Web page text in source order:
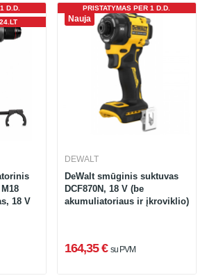
D.D.
18 V
PRISTATYMAS PER 1 D.D.
Nauja
DEWALT
DeWalt smūginis suktuvas
DCF870N, 18 V (be
akumuliatoriaus ir įkroviklio)
164,35 € su PVM